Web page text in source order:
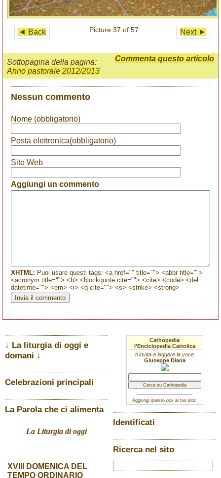
◄ Back Next ►
Picture 37 of 57
Commenta questo articolo
Sottopagina della pagina:
Anno pastorale 2012/2013
Nessun commento
Nome (obbligatorio)
Posta elettronica(obbligatorio)
Sito Web
Aggiungi un commento
XHTML: Puoi usare questi tags: <a href="" title=""> <abbr title="">
<acronym title=""> <b> <blockquote cite=""> <cite> <code> <del
datetime=""> <em> <i> <q cite=""> <s> <strike> <strong>
↓ La liturgia di oggi e
domani ↓
Celebrazioni principali
La Parola che ci alimenta
La Liturgia di oggi
XVIII DOMENICA DEL
TEMPO ORDINARIO
Cathopedia
l'Enciclopedia Cattolica
ti invita a leggere la voce
Giuseppe Diana
Aggiungi questo box al tuo sito!
Identificati
Ricerca nel sito